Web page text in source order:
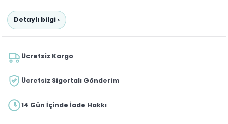
Detaylı bilgi ›
Ücretsiz Kargo
Ücretsiz Sigortalı Gönderim
14 Gün İçinde İade Hakkı